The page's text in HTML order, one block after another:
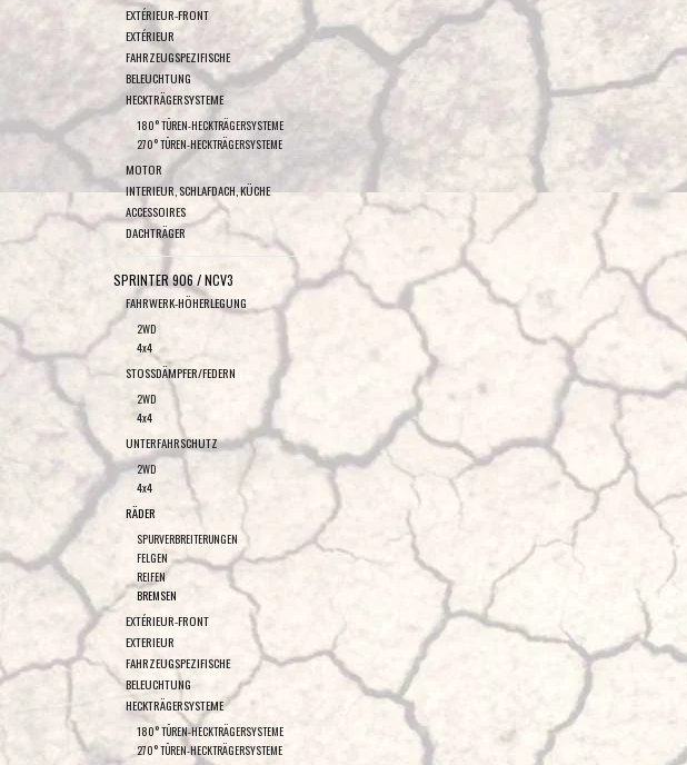
EXTÉRIEUR-FRONT
EXTÉRIEUR
FAHRZEUGSPEZIFISCHE
BELEUCHTUNG
HECKTRÄGERSYSTEME
180° TÜREN-HECKTRÄGERSYSTEME
270° TÜREN-HECKTRÄGERSYSTEME
MOTOR
INTERIEUR, SCHLAFDACH, KÜCHE
ACCESSOIRES
DACHTRÄGER
SPRINTER 906 / NCV3
FAHRWERK-HÖHERLEGUNG
2WD
4x4
STOSSDÄMPFER/FEDERN
2WD
4x4
UNTERFAHRSCHUTZ
2WD
4x4
RÄDER
SPURVERBREITERUNGEN
FELGEN
REIFEN
BREMSEN
EXTÉRIEUR-FRONT
EXTERIEUR
FAHRZEUGSPEZIFISCHE
BELEUCHTUNG
HECKTRÄGERSYSTEME
180° TÜREN-HECKTRÄGERSYSTEME
270° TÜREN-HECKTRÄGERSYSTEME